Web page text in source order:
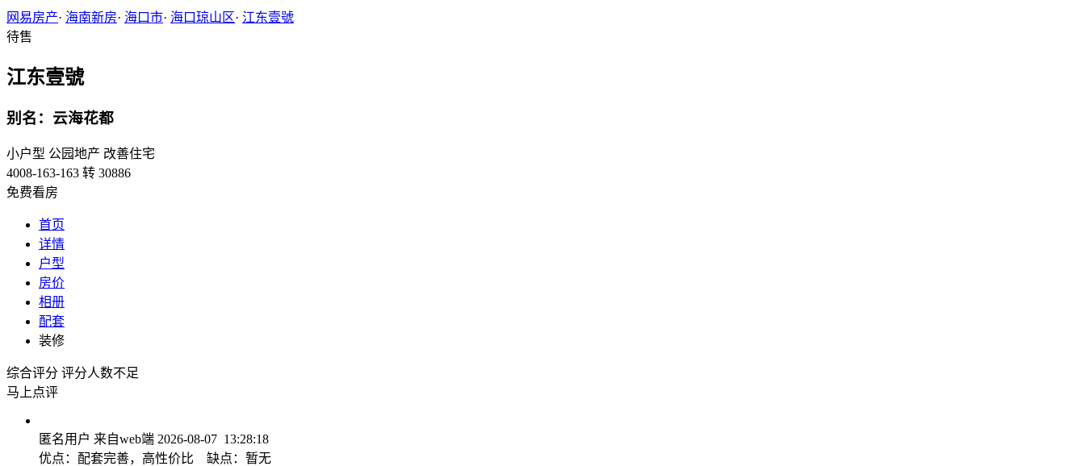
网易房产· 海南新房· 海口市· 海口琼山区· 江东壹號
待售
江东壹號
别名：云海花都
小户型 公园地产 改善住宅
4008-163-163 转 30886
免费看房
首页
详情
户型
房价
相册
配套
装修
综合评分 评分人数不足
马上点评
匿名用户 来自web端 2026-08-07 13:28:18
优点：配套完善，高性价比 缺点：暂无